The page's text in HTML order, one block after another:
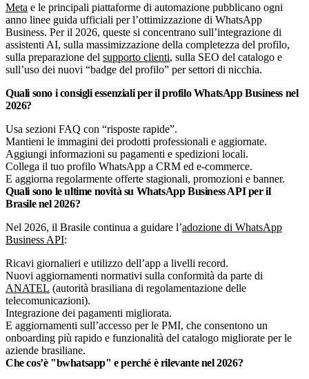
Meta e le principali piattaforme di automazione pubblicano ogni
anno linee guida ufficiali per l’ottimizzazione di WhatsApp
Business. Per il 2026, queste si concentrano sull’integrazione di
assistenti AI, sulla massimizzazione della completezza del profilo,
sulla preparazione del supporto clienti, sulla SEO del catalogo e
sull’uso dei nuovi “badge del profilo” per settori di nicchia.
Quali sono i consigli essenziali per il profilo WhatsApp Business nel
2026?
Usa sezioni FAQ con “risposte rapide”.
Mantieni le immagini dei prodotti professionali e aggiornate.
Aggiungi informazioni su pagamenti e spedizioni locali.
Collega il tuo profilo WhatsApp a CRM ed e-commerce.
E aggiorna regolarmente offerte stagionali, promozioni e banner.
Quali sono le ultime novità su WhatsApp Business API per il
Brasile nel 2026?
Nel 2026, il Brasile continua a guidare l’adozione di WhatsApp
Business API:
Ricavi giornalieri e utilizzo dell’app a livelli record.
Nuovi aggiornamenti normativi sulla conformità da parte di
ANATEL (autorità brasiliana di regolamentazione delle
telecomunicazioni).
Integrazione dei pagamenti migliorata.
E aggiornamenti sull’accesso per le PMI, che consentono un
onboarding più rapido e funzionalità del catalogo migliorate per le
aziende brasiliane.
Che cos’è "bwhatsapp" e perché è rilevante nel 2026?